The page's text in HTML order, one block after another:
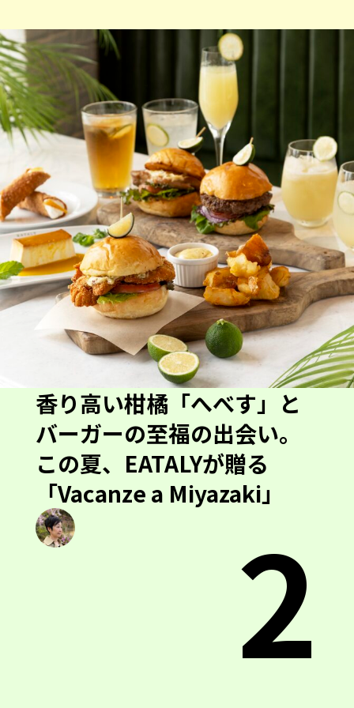
香り高い柑橘「へべす」と
バーガーの至福の出会い。
この夏、EATALYが贈る
「Vacanze a Miyazaki」
2